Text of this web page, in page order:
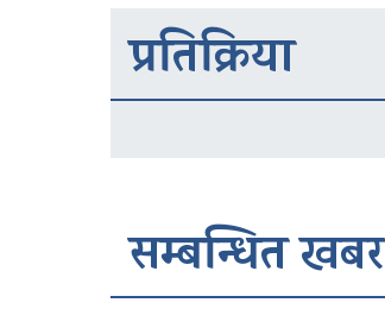
प्रतिक्रिया
सम्बन्धित खबर